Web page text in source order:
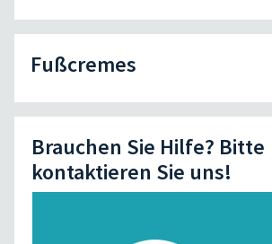
Fußcremes
Brauchen Sie Hilfe? Bitte
kontaktieren Sie uns!